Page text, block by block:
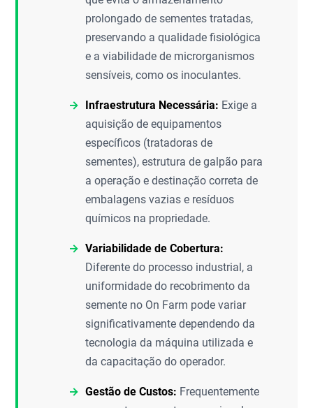
prolongado de sementes tratadas,
preservando a qualidade fisiológica
e a viabilidade de microrganismos
sensíveis, como os inoculantes.
Infraestrutura Necessária: Exige a
aquisição de equipamentos
específicos (tratadoras de
sementes), estrutura de galpão para
a operação e destinação correta de
embalagens vazias e resíduos
químicos na propriedade.
Variabilidade de Cobertura:
Diferente do processo industrial, a
uniformidade do recobrimento da
semente no On Farm pode variar
significativamente dependendo da
tecnologia da máquina utilizada e
da capacitação do operador.
Gestão de Custos: Frequentemente